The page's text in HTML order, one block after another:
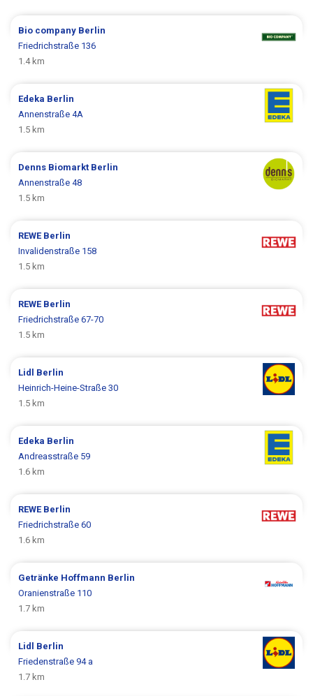
Bio company Berlin
Friedrichstraße 136
1.4 km
Edeka Berlin
Annenstraße 4A
1.5 km
Denns Biomarkt Berlin
Annenstraße 48
1.5 km
REWE Berlin
Invalidenstraße 158
1.5 km
REWE Berlin
Friedrichstraße 67-70
1.5 km
Lidl Berlin
Heinrich-Heine-Straße 30
1.5 km
Edeka Berlin
Andreasstraße 59
1.6 km
REWE Berlin
Friedrichstraße 60
1.6 km
Getränke Hoffmann Berlin
Oranienstraße 110
1.7 km
Lidl Berlin
Friedenstraße 94 a
1.7 km